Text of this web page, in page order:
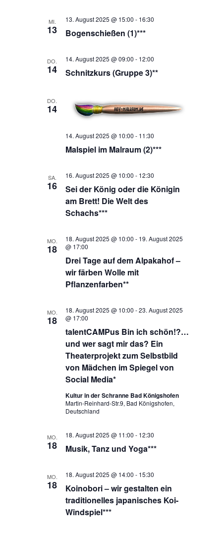
MI.
13 Bogenschießen (1)***
13. August 2025 @ 15:00 - 16:30
DO.
14 Schnitzkurs (Gruppe 3)**
14. August 2025 @ 09:00 - 12:00
DO.
14
Malspiel im Malraum (2)***
14. August 2025 @ 10:00 - 11:30
SA.
16
Sei der König oder die Königin
am Brett! Die Welt des
Schachs***
16. August 2025 @ 10:00 - 12:30
MO.
18
Drei Tage auf dem Alpakahof –
wir färben Wolle mit
Pflanzenfarben**
18. August 2025 @ 10:00 - 19. August 2025
@ 17:00
MO.
18
talentCAMPus Bin ich schön!?…
und wer sagt mir das? Ein
Theaterprojekt zum Selbstbild
von Mädchen im Spiegel von
Social Media*
18. August 2025 @ 10:00 -23. August 2025
@ 17:00
Kultur in der Schranne Bad Königshofen
Martin-Reinhard-Str.9, Bad Königshofen,
Deutschland
MO.
18 Musik, Tanz und Yoga***
18. August 2025 @ 11:00 - 12:30
MO.
18
Koinobori – wir gestalten ein
traditionelles japanisches Koi-
Windspiel***
18. August 2025 @ 14:00 - 15:30